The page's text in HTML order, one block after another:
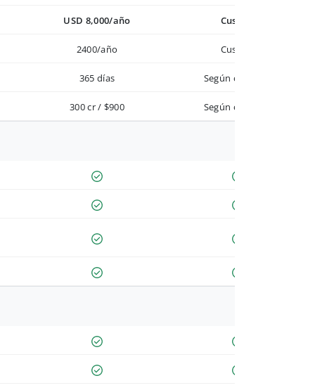
USD 8,000/año Custom
2400/año Custom
365 días Según contrato
300 cr / $900 Según contrato